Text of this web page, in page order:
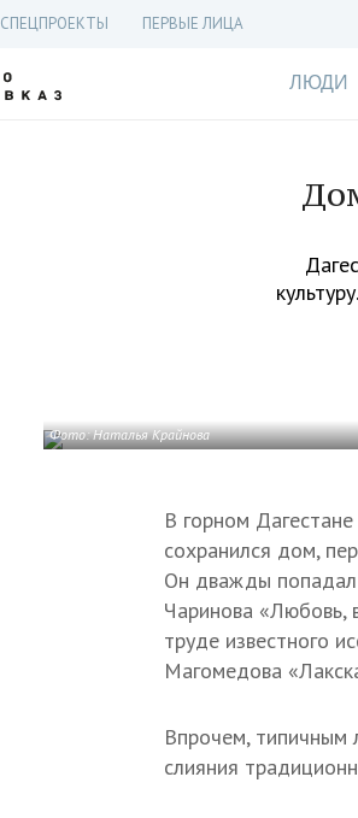
СПЕЦПРОЕКТЫ ПЕРВЫЕ ЛИЦА
ЛЮДИ
Фото: Наталья Крайнова
В горном
сохранился дом,
Он дважды попадал
Чаринова «Любовь,
труде известного
Магомедова
Впрочем, типичным
слияния